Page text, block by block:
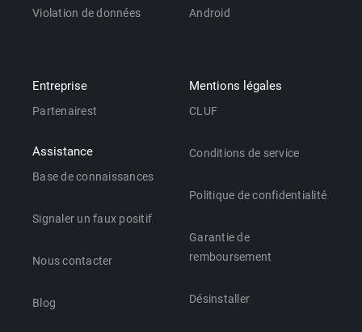
Violation de données Android
Entreprise
Partenairest
Assistance
Base de connaissances
Signaler un faux positif
Nous contacter
Blog
Mentions légales
CLUF
Conditions de service
Politique de confidentialité
Garantie de
remboursement
Désinstaller